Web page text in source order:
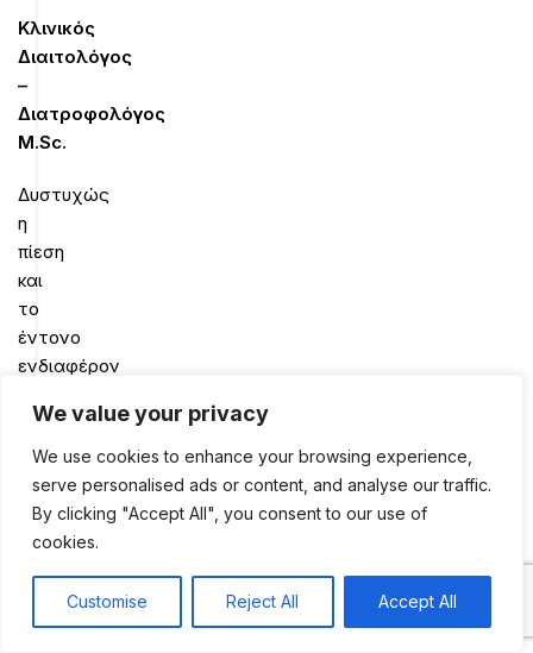
We value your privacy
We use cookies to enhance your browsing experience,
serve personalised ads or content, and analyse our traffic.
By clicking "Accept All", you consent to our use of
cookies.
Customise Reject All Accept All
Κλινικός
Διαιτολόγος
–
Διατροφολόγος
M.Sc.
Δυστυχώς
η
πίεση
και
το
έντονο
ενδιαφέρον
κοινού,
είτε
αυτό
είναι
αναγνωστικό
τηλεοπτικό
είτε
0